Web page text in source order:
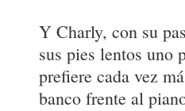
Y Charly, con su
sus pies lentos uno
prefiere cada vez
banco frente al